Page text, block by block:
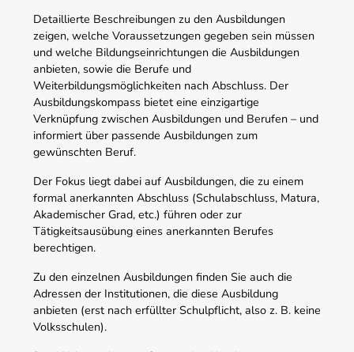
Detaillierte Beschreibungen zu den Ausbildungen
zeigen, welche Voraussetzungen gegeben sein müssen
und welche Bildungseinrichtungen die Ausbildungen
anbieten, sowie die Berufe und
Weiterbildungsmöglichkeiten nach Abschluss. Der
Ausbildungskompass bietet eine einzigartige
Verknüpfung zwischen Ausbildungen und Berufen – und
informiert über passende Ausbildungen zum
gewünschten Beruf.
Der Fokus liegt dabei auf Ausbildungen, die zu einem
formal anerkannten Abschluss (Schulabschluss, Matura,
Akademischer Grad, etc.) führen oder zur
Tätigkeitsausübung eines anerkannten Berufes
berechtigen.
Zu den einzelnen Ausbildungen finden Sie auch die
Adressen der Institutionen, die diese Ausbildung
anbieten (erst nach erfüllter Schulpflicht, also z. B. keine
Volksschulen).